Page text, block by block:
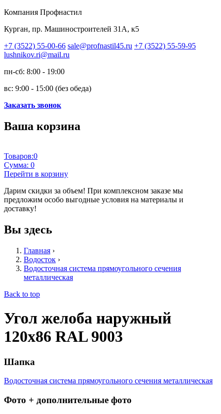
Компания Профнастил
Курган, пр. Машиностроителей 31А, к5
+7 (3522) 55-00-66 sale@profnastil45.ru +7 (3522) 55-59-95
lushnikov.ri@mail.ru
пн-сб: 8:00 - 19:00
вс: 9:00 - 15:00 (без обеда)
Заказать звонок
Ваша корзина
Товаров:0
Сумма: 0
Перейти в корзину
Дарим скидки за объем! При комплексном заказе мы
предложим особо выгодные условия на материалы и
доставку!
Вы здесь
Главная ›
Водосток ›
Водосточная система прямоугольного сечения
металлическая
Back to top
Угол желоба наружный
120х86 RAL 9003
Шапка
Водосточная система прямоугольного сечения металлическая
Фото + дополнительные фото